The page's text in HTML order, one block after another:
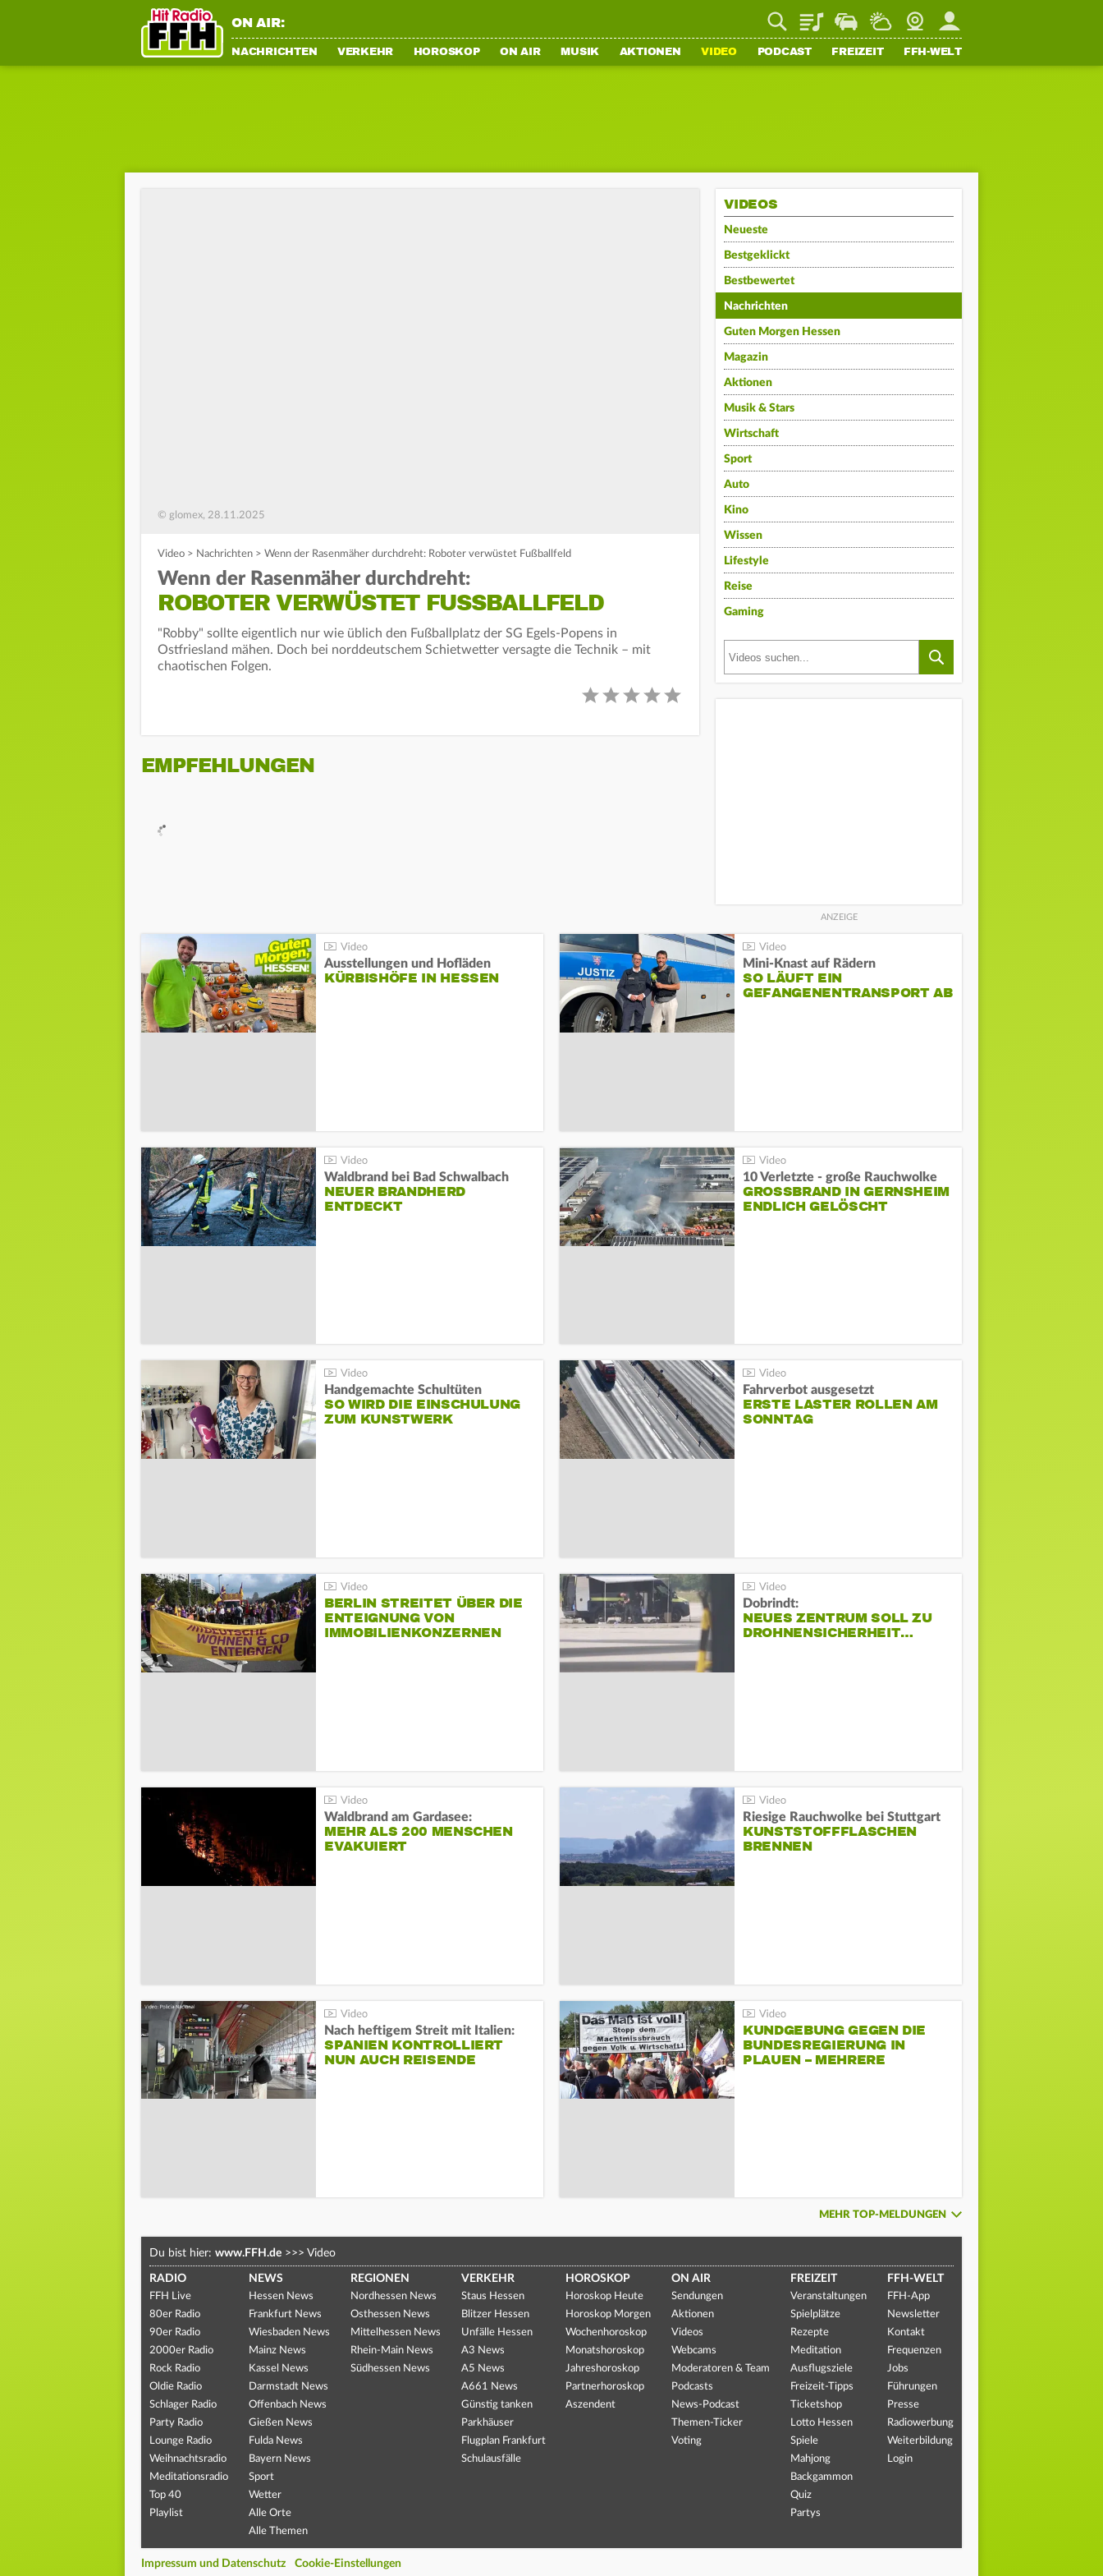
ON AIR: PlaylistStaupilotWetterWebcamMein FFH
NACHRICHTEN VERKEHR HOROSKOP ON AIR MUSIK AKTIONEN VIDEO PODCAST FREIZEIT FFH-WELT
© glomex, 28.11.2025
Video > Nachrichten > Wenn der Rasenmäher durchdreht: Roboter verwüstet Fußballfeld
Wenn der Rasenmäher durchdreht:
ROBOTER VERWÜSTET FUSSBALLFELD
"Robby" sollte eigentlich nur wie üblich den Fußballplatz der SG Egels-Popens in
Ostfriesland mähen. Doch bei norddeutschem Schietwetter versagte die Technik – mit
chaotischen Folgen.
EMPFEHLUNGEN
VIDEOS
Neueste
Bestgeklickt
Bestbewertet
Nachrichten
Guten Morgen Hessen
Magazin
Aktionen
Musik & Stars
Wirtschaft
Sport
Auto
Kino
Wissen
Lifestyle
Reise
Gaming
Ausstellungen und Hofläden
KÜRBISHÖFE IN HESSEN
Mini-Knast auf Rädern
SO LÄUFT EIN
GEFANGENENTRANSPORT AB
Waldbrand bei Bad Schwalbach
NEUER BRANDHERD
ENTDECKT
10 Verletzte - große Rauchwolke
GROSSBRAND IN GERNSHEIM E
NDLICH GELÖSCHT
Handgemachte Schultüten
SO WIRD DIE EINSCHULUNG
ZUM KUNSTWERK
Fahrverbot ausgesetzt
ERSTE LASTER ROLLEN AM
SONNTAG
BERLIN STREITET ÜBER DIE
ENTEIGNUNG VON
IMMOBILIENKONZERNEN
Dobrindt:
NEUES ZENTRUM SOLL ZU
DROHNENSICHERHEIT…
Waldbrand am Gardasee:
MEHR ALS 200 MENSCHEN
EVAKUIERT
Riesige Rauchwolke bei Stuttgart
KUNSTSTOFFFLASCHEN
BRENNEN
Nach heftigem Streit mit Italien:
SPANIEN KONTROLLIERT
NUN AUCH REISENDE
KUNDGEBUNG GEGEN DIE
BUNDESREGIERUNG IN
PLAUEN – MEHRERE
MEHR TOP-MELDUNGEN
Du bist hier: www.FFH.de >>> Video
RADIO
FFH Live
80er Radio
90er Radio
2000er Radio
Rock Radio
Oldie Radio
Schlager Radio
Party Radio
Lounge Radio
Weihnachtsradio
Meditationsradio
Top 40
Playlist
NEWS
Hessen News
Frankfurt News
Wiesbaden News
Mainz News
Kassel News
Darmstadt News
Offenbach News
Gießen News
Fulda News
Bayern News
Sport
Wetter
Alle Orte
Alle Themen
REGIONEN
Nordhessen News
Osthessen News
Mittelhessen News
Rhein-Main News
Südhessen News
VERKEHR
Staus Hessen
Blitzer Hessen
Unfälle Hessen
A3 News
A5 News
A661 News
Günstig tanken
Parkhäuser
Flugplan Frankfurt
Schulausfälle
HOROSKOP
Horoskop Heute
Horoskop Morgen
Wochenhoroskop
Monatshoroskop
Jahreshoroskop
Partnerhoroskop
Aszendent
ON AIR
Sendungen
Aktionen
Videos
Webcams
Moderatoren & Team
Podcasts
News-Podcast
Themen-Ticker
Voting
FREIZEIT
Veranstaltungen
Spielplätze
Rezepte
Meditation
Ausflugsziele
Freizeit-Tipps
Ticketshop
Lotto Hessen
Spiele
Mahjong
Backgammon
Quiz
Partys
FFH-WELT
FFH-App
Newsletter
Kontakt
Frequenzen
Jobs
Führungen
Presse
Radiowerbung
Weiterbildung
Login
Impressum und Datenschutz Cookie-Einstellungen